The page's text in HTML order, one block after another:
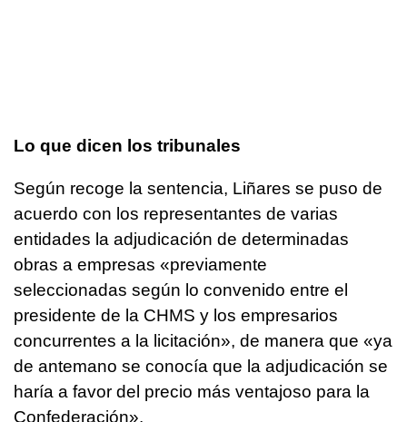
Lo que dicen los tribunales
Según recoge la sentencia, Liñares se puso de
acuerdo con los representantes de varias
entidades la adjudicación de determinadas
obras a empresas «previamente
seleccionadas según lo convenido entre el
presidente de la CHMS y los empresarios
concurrentes a la licitación», de manera que «ya
de antemano se conocía que la adjudicación se
haría a favor del precio más ventajoso para la
Confederación».